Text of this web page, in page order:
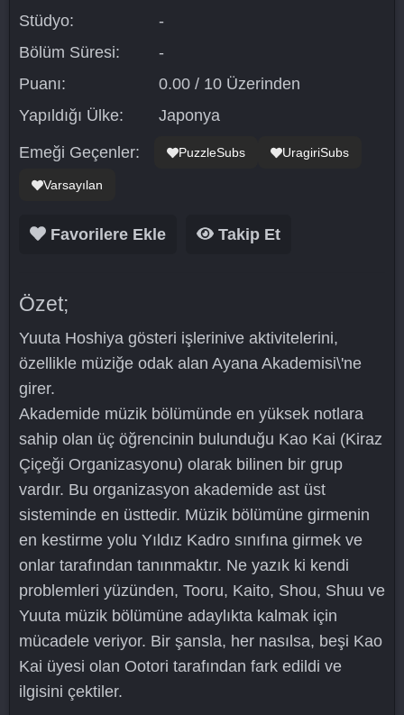
Stüdyo:
-
Bölüm Süresi:
-
Puanı:
0.00 / 10 Üzerinden
Yapıldığı Ülke:
Japonya
Emeği Geçenler: PuzzleSubs UragiriSubs
Varsayılan
Favorilere Ekle Takip Et
Özet;
Yuuta Hoshiya gösteri işlerinive aktivitelerini,
özellikle müziğe odak alan Ayana Akademisi\'ne
girer.
Akademide müzik bölümünde en yüksek notlara
sahip olan üç öğrencinin bulunduğu Kao Kai (Kiraz
Çiçeği Organizasyonu) olarak bilinen bir grup
vardır. Bu organizasyon akademide ast üst
sisteminde en üsttedir. Müzik bölümüne girmenin
en kestirme yolu Yıldız Kadro sınıfına girmek ve
onlar tarafından tanınmaktır. Ne yazık ki kendi
problemleri yüzünden, Tooru, Kaito, Shou, Shuu ve
Yuuta müzik bölümüne adaylıkta kalmak için
mücadele veriyor. Bir şansla, her nasılsa, beşi Kao
Kai üyesi olan Ootori tarafından fark edildi ve
ilgisini çektiler.